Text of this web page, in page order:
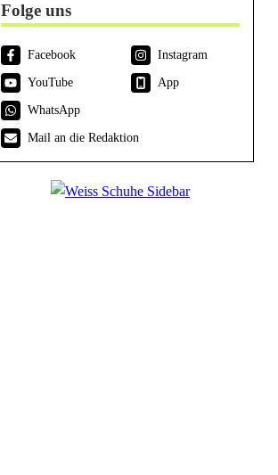
Folge uns
Facebook
Instagram
YouTube
App
WhatsApp
Mail an die Redaktion